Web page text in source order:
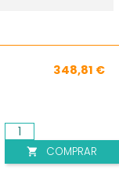
348,81 €
 COMPRAR